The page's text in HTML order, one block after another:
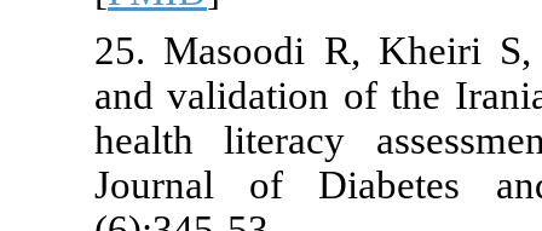
25.
and
health
Journal of